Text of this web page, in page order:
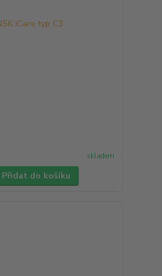
skladem
Přidat do košíku